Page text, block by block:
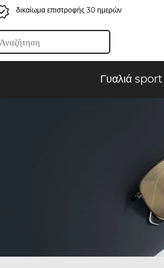
δικαίωμα επιστροφής 30 ημερών
Γυαλιά sport